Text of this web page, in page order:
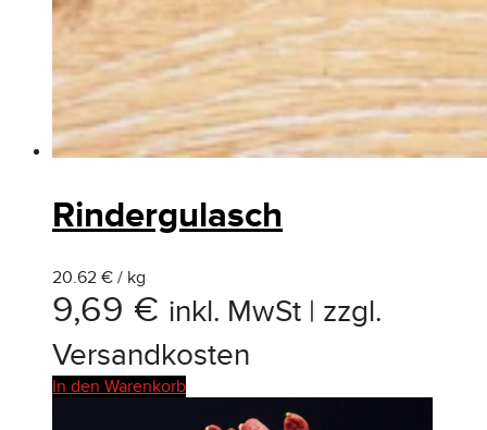
Rindergulasch
20.62 € / kg
9,69 € inkl. MwSt | zzgl.
Versandkosten
In den Warenkorb